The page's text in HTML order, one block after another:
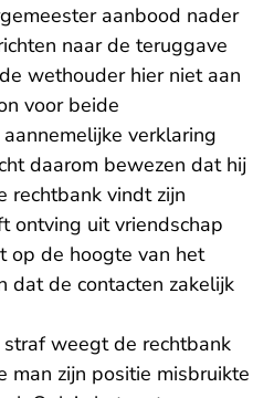
aanbood nader
naar de teruggave
wethouder hier niet aan
voor beide
verklaring
daarom bewezen dat hij
rechtbank vindt zijn
ontving uit vriendschap
op de hoogte van het
dat de contacten zakelijk
weegt de rechtbank
man zijn positie misbruikte